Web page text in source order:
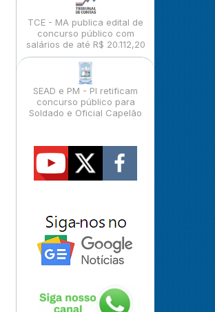
TCE - MA publica edital de
concurso público com
salários de até R$ 20.112,20
SEAD e PM - PI retificam
concurso público para
Soldado e Oficial Capelão